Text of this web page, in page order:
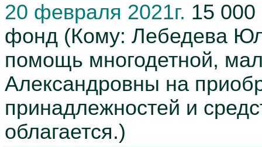
20 февраля 2021г. 15
фонд (Кому: Лебедева
помощь многодетной,
Александровны на
принадлежностей и
облагается.)